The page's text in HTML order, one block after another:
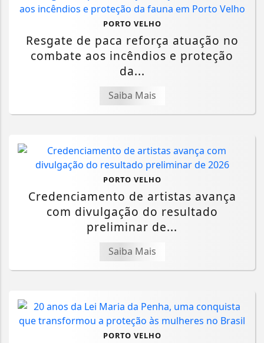
PORTO VELHO
Resgate de paca reforça atuação no
combate aos incêndios e proteção
da...
Saiba Mais
PORTO VELHO
Credenciamento de artistas avança
com divulgação do resultado
preliminar de...
Saiba Mais
PORTO VELHO